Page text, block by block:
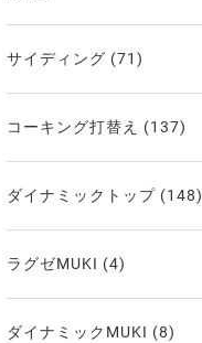
サイディング (71)
コーキング打替え (137)
ダイナミックトップ (148)
ラグゼMUKI (4)
ダイナミックMUKI (8)